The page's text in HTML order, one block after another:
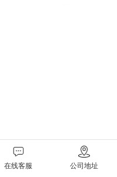
在线客服 公司地址